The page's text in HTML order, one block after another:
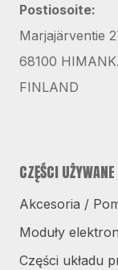
Postiosoite:
Marjajärventie
68100
FINLAND
CZĘŚCI UŻYWANE
Akcesoria /
Moduły
Części układu